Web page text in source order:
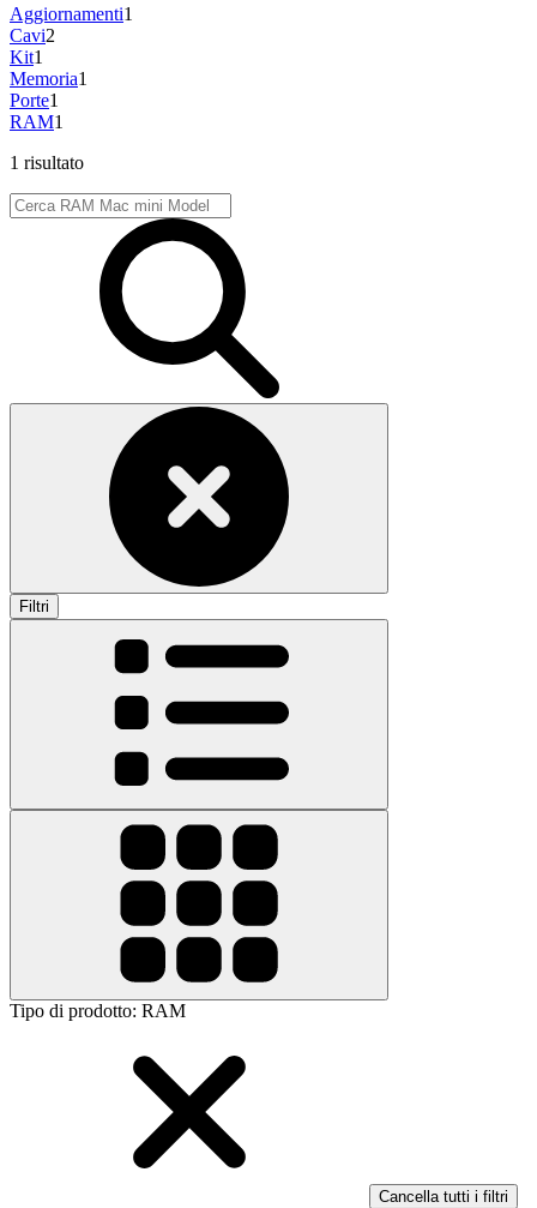
Aggiornamenti1
Cavi2
Kit1
Memoria1
Porte1
RAM1
1 risultato
Filtri
Tipo di prodotto: RAM
Cancella tutti i filtri